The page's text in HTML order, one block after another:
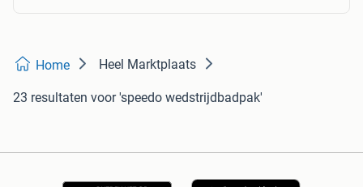
Home Heel Marktplaats
23 resultaten voor 'speedo wedstrijdbadpak'